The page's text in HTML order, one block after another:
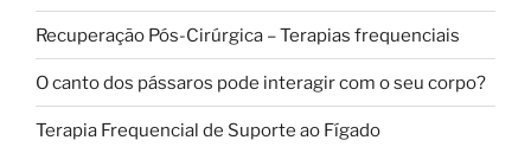
Recuperação Pós-Cirúrgica – Terapias frequenciais
O canto dos pássaros pode interagir com o seu corpo?
Terapia Frequencial de Suporte ao Fígado